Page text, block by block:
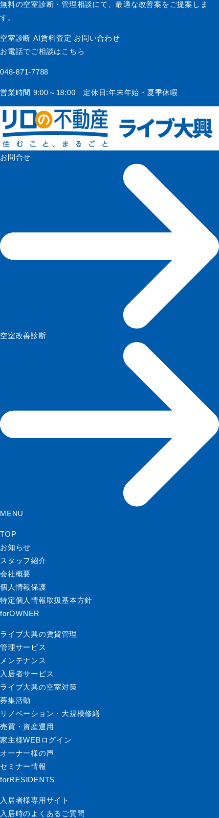
無料の空室診断・管理相談にて、最適な改善案をご提案しま
す。
空室診断 AI賃料査定 お問い合わせ
お電話でご相談はこちら
048-871-7788
営業時間 9:00～18:00 定休日:年末年始・夏季休暇
お問合せ
空室改善診断
MENU
TOP
お知らせ
スタッフ紹介
会社概要
個人情報保護
特定個人情報取扱基本方針
forOWNER
ライブ大興の賃貸管理
管理サービス
メンテナンス
入居者サービス
ライブ大興の空室対策
募集活動
リノベーション・大規模修繕
売買・資産運用
家主様WEBログイン
オーナー様の声
セミナー情報
forRESIDENTS
入居者様専用サイト
入居時のよくあるご質問